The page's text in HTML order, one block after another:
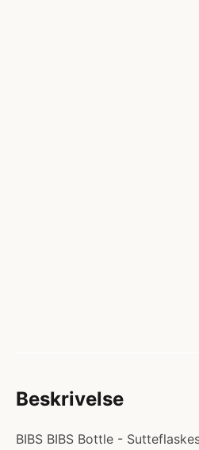
Beskrivelse
BIBS BIBS Bottle -